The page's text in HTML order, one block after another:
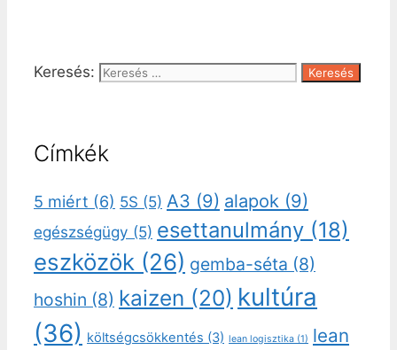
Keresés:
Címkék
5 miért (6) 5S (5) A3 (9) alapok (9)
egészségügy (5) esettanulmány (18)
eszközök (26) gemba-séta (8)
hoshin (8) kaizen (20) kultúra
(36) költségcsökkentés (3) lean logisztika (1) lean